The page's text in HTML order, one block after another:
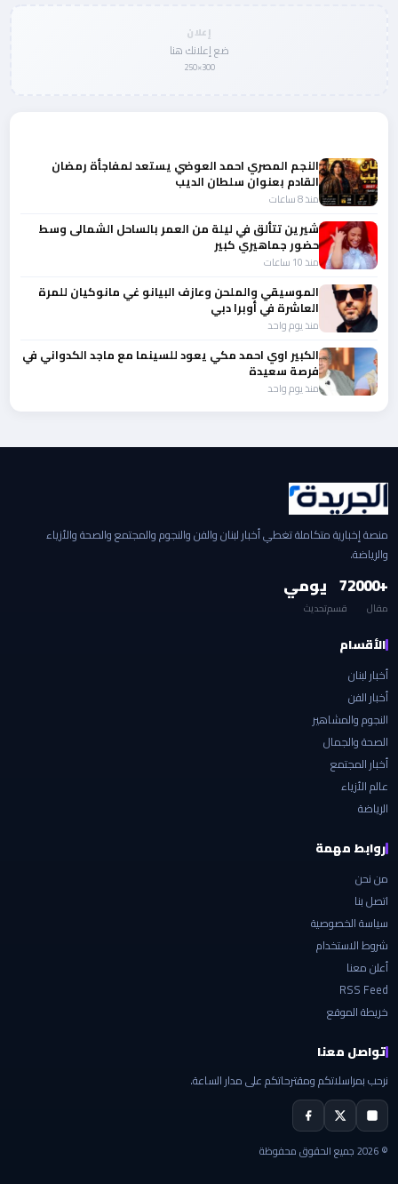
إعلان
ضع إعلانك هنا
300×250
النجم المصري احمد العوضي يستعد لمفاجأة رمضان
القادم بعنوان سلطان الديب
منذ 8 ساعات
شيرين تتألق في ليلة من العمر بالساحل الشمالى وسط
حضور جماهيري كبير
منذ 10 ساعات
الموسيقي والملحن وعازف البيانو غي مانوكيان للمرة
العاشرة في أوبرا دبي
منذ يوم واحد
الكبير اوي احمد مكي يعود للسينما مع ماجد الكدواني في
فرصة سعيدة
منذ يوم واحد
منصة إخبارية متكاملة تغطي أخبار لبنان والفن والنجوم والمجتمع والصحة والأزياء
والرياضة.
+2000
مقال
7
قسم
يومي
تحديث
الأقسام
أخبار لبنان
أخبار الفن
النجوم والمشاهير
الصحة والجمال
أخبار المجتمع
عالم الأزياء
الرياضة
روابط مهمة
من نحن
اتصل بنا
سياسة الخصوصية
شروط الاستخدام
أعلن معنا
RSS Feed
خريطة الموقع
تواصل معنا
نرحب بمراسلاتكم ومقترحاتكم على مدار الساعة.
© 2026 جميع الحقوق محفوظة